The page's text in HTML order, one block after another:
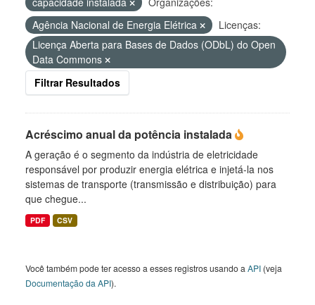
Agência Nacional de Energia Elétrica
Licenças:
Licença Aberta para Bases de Dados (ODbL) do Open
Data Commons
Filtrar Resultados
Acréscimo anual da potência instalada
A geração é o segmento da indústria de eletricidade
responsável por produzir energia elétrica e injetá-la nos
sistemas de transporte (transmissão e distribuição) para
que chegue...
PDF CSV
Você também pode ter acesso a esses registros usando a API (veja
Documentação da API).